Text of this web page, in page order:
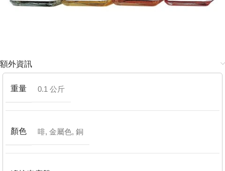
額外資訊
重量 0.1 公斤
顏色 啡, 金屬色, 銅